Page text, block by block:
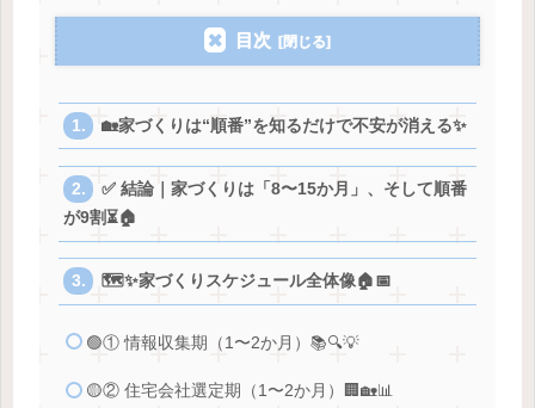
目次
🏡家づくりは“順番”を知るだけで不安が消える✨
✅ 結論｜家づくりは「8〜15か月」、そして順番
が9割⏳🏠
🗺️✨家づくりスケジュール全体像🏠📅
🟢① 情報収集期（1〜2か月）📚🔍💡
🟡② 住宅会社選定期（1〜2か月）🏢🏡📊